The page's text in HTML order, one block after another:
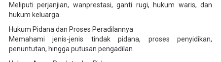
Meliputi perjanjian, wanprestasi, ganti rugi, hukum waris, dan
hukum keluarga.
Hukum Pidana dan Proses Peradilannya
Memahami jenis-jenis tindak pidana, proses penyidikan,
penuntutan, hingga putusan pengadilan.